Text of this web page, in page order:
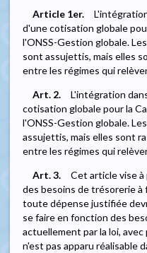
Article 1er.
d'une cotisation globale
l'ONSS-Gestion globale.
sont assujettis, mais elles
entre les régimes qui
Art. 2.
L'intégration
cotisation globale pour la
l'ONSS-Gestion globale.
assujettis, mais elles sont
entre les régimes qui
Art. 3.
Cet article vise
des besoins de trésorerie
toute dépense justifiée
se faire en fonction des
actuellement par la loi,
n'est pas apparu réalisable